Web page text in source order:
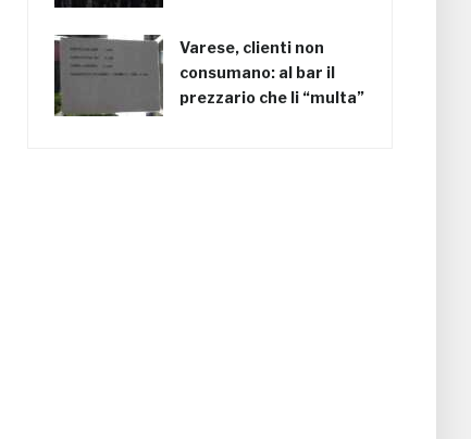
Varese, clienti non
consumano: al bar il
prezzario che li “multa”